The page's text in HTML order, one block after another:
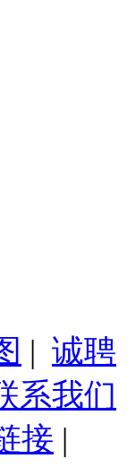
| 诚聘
系我们
接 |